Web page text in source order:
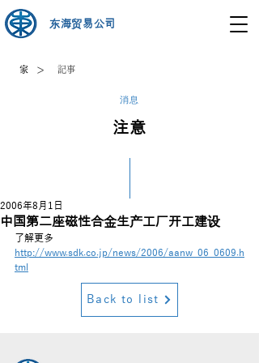
东海贸易公司
家 > 記事
消息
注意
中国第二座磁性合金生产工厂开工建设
2006年8月1日
了解更多
http://www.sdk.co.jp/news/2006/aanw_06_0609.h
tml
Back to list